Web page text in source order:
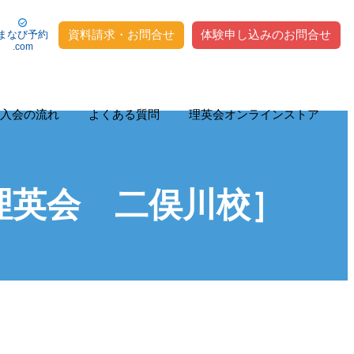
なび予約
.com
資料請求・お問合せ 体験申し込みのお問合せ
入会の流れ よくある質問 理英会オンラインストア
英会 二俣川校］